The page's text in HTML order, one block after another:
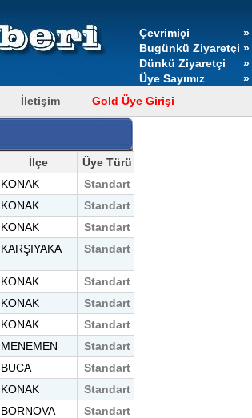
Çevrimiçi »
Bugünkü Ziyaretçi »
Dünkü Ziyaretçi
»
Üye Sayımız
»
İletişim Gold Üye Girişi
İlçe Üye Türü
KONAK Standart
KONAK Standart
KONAK Standart
KARŞIYAKA Standart
KONAK Standart
KONAK Standart
KONAK Standart
MENEMEN Standart
BUCA Standart
KONAK Standart
BORNOVA Standart